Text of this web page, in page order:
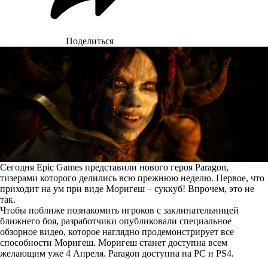
Поделиться
Сегодня Epic Games представили нового героя Paragon,
тизерами которого делились всю прежнюю неделю. Первое, что
приходит на ум при виде Моригеш – суккуб! Впрочем, это не
так.
Чтобы поближе познакомить игроков с заклинательницей
ближнего боя, разработчики опубликовали специальное
обзорное видео, которое наглядно продемонстрирует все
способности Моригеш. Моригеш станет доступна всем
желающим уже 4 Апреля. Paragon доступна на PC и PS4.